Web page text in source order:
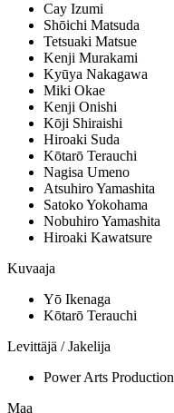
Cay Izumi
Shōichi Matsuda
Tetsuaki Matsue
Kenji Murakami
Kyūya Nakagawa
Miki Okae
Kenji Onishi
Kōji Shiraishi
Hiroaki Suda
Kōtarō Terauchi
Nagisa Umeno
Atsuhiro Yamashita
Satoko Yokohama
Nobuhiro Yamashita
Hiroaki Kawatsure
Kuvaaja
Yō Ikenaga
Kōtarō Terauchi
Levittäjä / Jakelija
Power Arts Production
Maa